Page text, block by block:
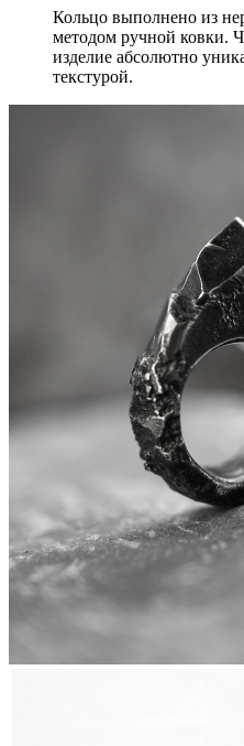
Кольцо выполнено из
методом ручной ковки.
изделие абсолютно
текстурой.